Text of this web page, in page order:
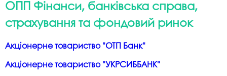
ОПП Фінанси, банківська справа,
страхування та фондовий ринок
Акціонерне товариство "ОТП Банк"
Акціонерне товариство "УКРСИББАНК"